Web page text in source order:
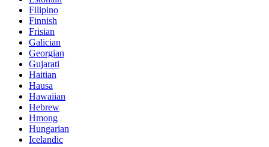
Filipino
Finnish
Frisian
Galician
Georgian
Gujarati
Haitian
Hausa
Hawaiian
Hebrew
Hmong
Hungarian
Icelandic